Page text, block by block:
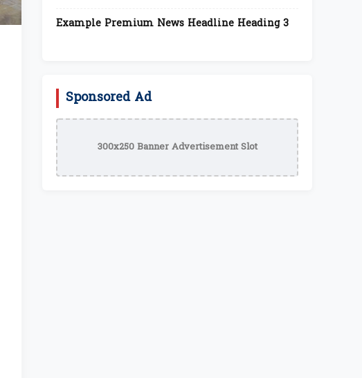
Example Premium News Headline Heading 3
Sponsored Ad
300x250 Banner Advertisement Slot